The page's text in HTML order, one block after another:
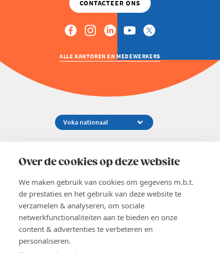
Over de cookies op deze website
We maken gebruik van cookies om gegevens m.b.t.
de prestaties en het gebruik van deze website te
verzamelen & analyseren, om sociale
netwerkfunctionaliteiten aan te bieden en onze
content & advertenties te verbeteren en
personaliseren.
ALLE KANTOREN EN MEDEWERKERS
02 229 81 11
EN